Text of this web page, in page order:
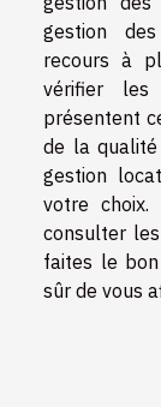
gestion
recours à
vérifier les
présentent
de la qualité
gestion
votre
consulter
faites le
sûr de vous